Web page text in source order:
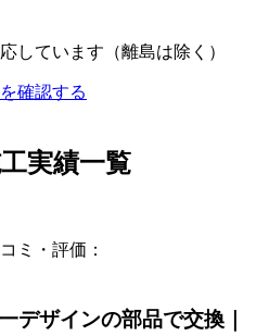
しています（離島は除く）
実績一覧
ミ・評価：
デザインの部品で交換｜